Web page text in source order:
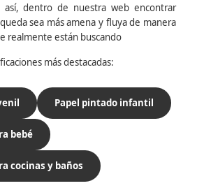
dentro de nuestra web encontrar
sea más amena y fluya de manera
realmente están buscando
más destacadas:
Papel pintado infantil
bebé
cocinas y baños